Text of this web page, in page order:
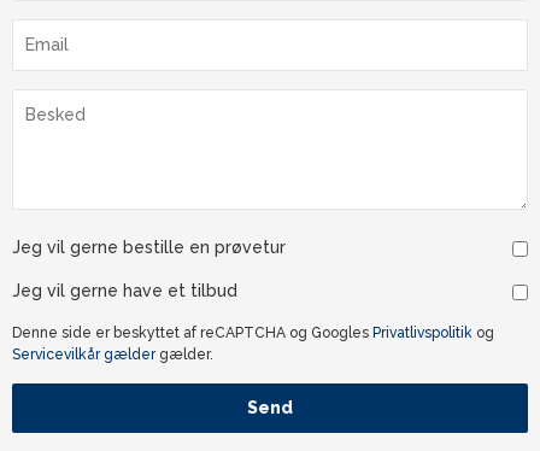
Jeg vil gerne bestille en prøvetur
Jeg vil gerne have et tilbud
Denne side er beskyttet af reCAPTCHA og Googles Privatlivspolitik og
Servicevilkår gældergælder.
Send